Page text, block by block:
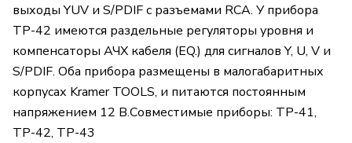
выходы YUV и S/PDIF с разъемами RCA. У прибора
TP-42 имеются раздельные регуляторы уровня и
компенсаторы АЧХ кабеля (EQ.) для сигналов Y, U, V и
S/PDIF. Оба прибора размещены в малогабаритных
корпусах Kramer TOOLS, и питаются постоянным
напряжением 12 В.Совместимые приборы: TP-41,
TP-42, TP-43